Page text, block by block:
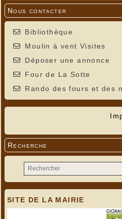
Nous contacter
Bibliothèque
Moulin à vent Visites
Déposer une annonce
Four de La Sotte
Rando des fours et des
Recherche
SITE DE LA MAIRIE